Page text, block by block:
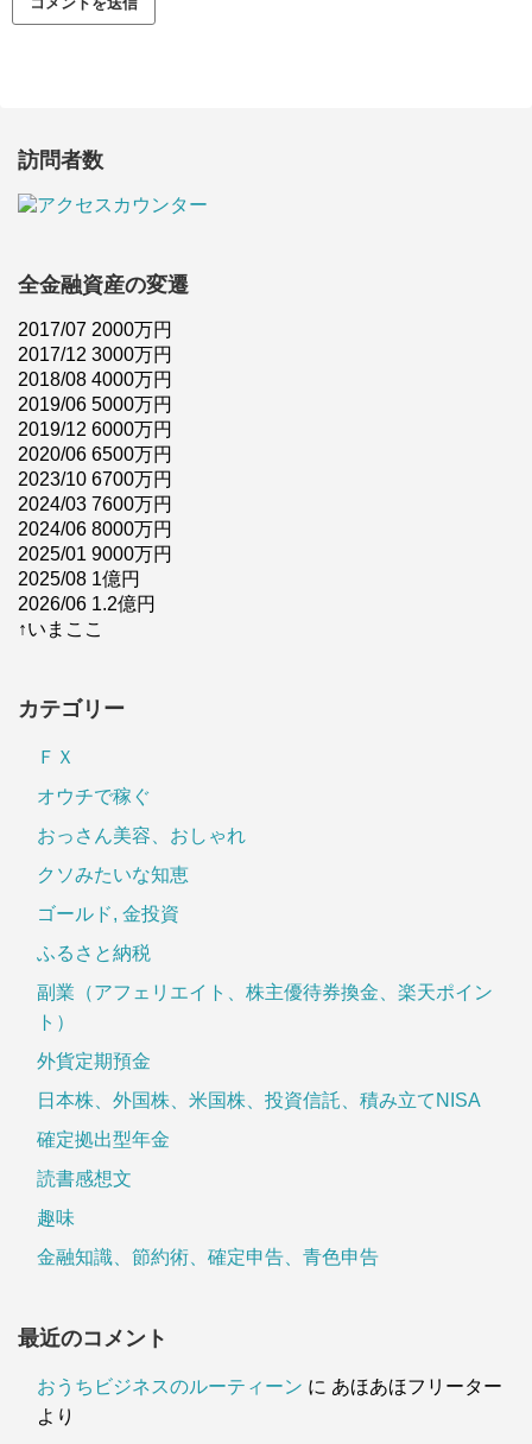
訪問者数
全金融資産の変遷
2017/07 2000万円
2017/12 3000万円
2018/08 4000万円
2019/06 5000万円
2019/12 6000万円
2020/06 6500万円
2023/10 6700万円
2024/03 7600万円
2024/06 8000万円
2025/01 9000万円
2025/08 1億円
2026/06 1.2億円
↑いまここ
カテゴリー
ＦＸ
オウチで稼ぐ
おっさん美容、おしゃれ
クソみたいな知恵
ゴールド, 金投資
ふるさと納税
副業（アフェリエイト、株主優待券換金、楽天ポイン
ト）
外貨定期預金
日本株、外国株、米国株、投資信託、積み立てNISA
確定拠出型年金
読書感想文
趣味
金融知識、節約術、確定申告、青色申告
最近のコメント
おうちビジネスのルーティーン に あほあほフリーター
より